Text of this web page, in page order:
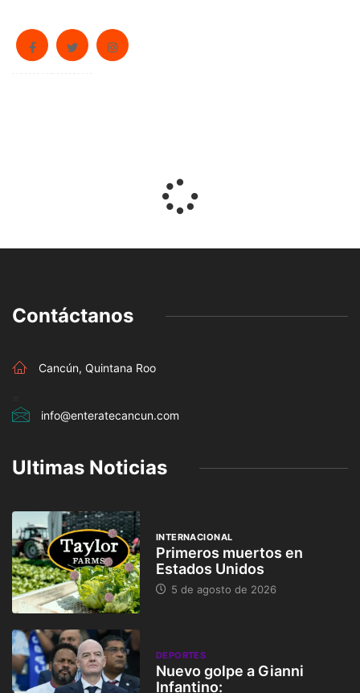
Contáctanos
Cancún, Quintana Roo
info@enteratecancun.com
Ultimas Noticias
INTERNACIONAL
Primeros muertos en
Estados Unidos
5 de agosto de 2026
DEPORTES
Nuevo golpe a Gianni
Infantino: